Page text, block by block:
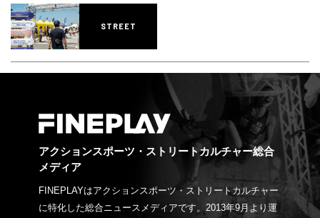
STREET
アクションスポーツ・ストリートカルチャー総合
メディア
FINEPLAYはアクションスポーツ・ストリートカルチャー
に特化した総合ニュースメディアです。2013年9月より運